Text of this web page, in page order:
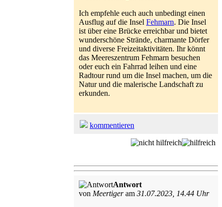
Ich empfehle euch auch unbedingt einen
Ausflug auf die Insel Fehmarn. Die Insel
ist über eine Brücke erreichbar und bietet
wunderschöne Strände, charmante Dörfer
und diverse Freizeitaktivitäten. Ihr könnt
das Meereszentrum Fehmarn besuchen
oder euch ein Fahrrad leihen und eine
Radtour rund um die Insel machen, um die
Natur und die malerische Landschaft zu
erkunden.
kommentieren
Antwort
von Meertigeram 31.07.2023, 14.44 Uhr